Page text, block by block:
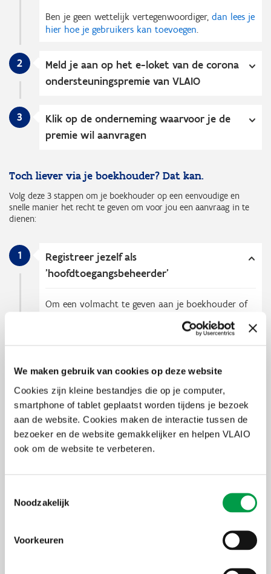
We maken gebruik van cookies op deze website
Cookies zijn kleine bestandjes die op je computer,
smartphone of tablet geplaatst worden tijdens je bezoek
aan de website. Cookies maken de interactie tussen de
bezoeker en de website gemakkelijker en helpen VLAIO
ook om de website te verbeteren.
Noodzakelijk
Voorkeuren
Ben je geen wettelijk vertegenwoordiger, dan lees je
hier hoe je gebruikers kan toevoegen.
2
Meld je aan op het e-loket van de corona
ondersteuningspremie van VLAIO
3
Klik op de onderneming waarvoor je de
premie wil aanvragen
Toch liever via je boekhouder? Dat kan.
Volg deze 3 stappen om je boekhouder op een eenvoudige en
snelle manier het recht te geven om voor jou een aanvraag in te
dienen:
1
Registreer jezelf als
'hoofdtoegangsbeheerder'
Om een volmacht te geven aan je boekhouder of
vertegenwoordiger (zaakvoerder, gedelegeerd
toegangsbeheerders
(BTB).
2
Meld jezelf aan als 'Hoofd Lokale
Beheerder'
3
Je krijgt
vertegenwoordiger
Wil je weten wie de wettelijk vertegenwoordigers voor jouw